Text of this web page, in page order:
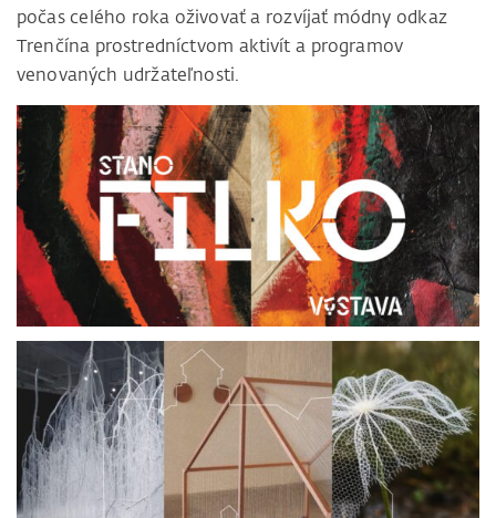
počas celého roka oživovať a rozvíjať módny odkaz
Trenčína prostredníctvom aktivít a programov
venovaných udržateľnosti.